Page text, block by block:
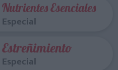
Nutrientes Esenciales
Especial
Estreñimiento
Especial